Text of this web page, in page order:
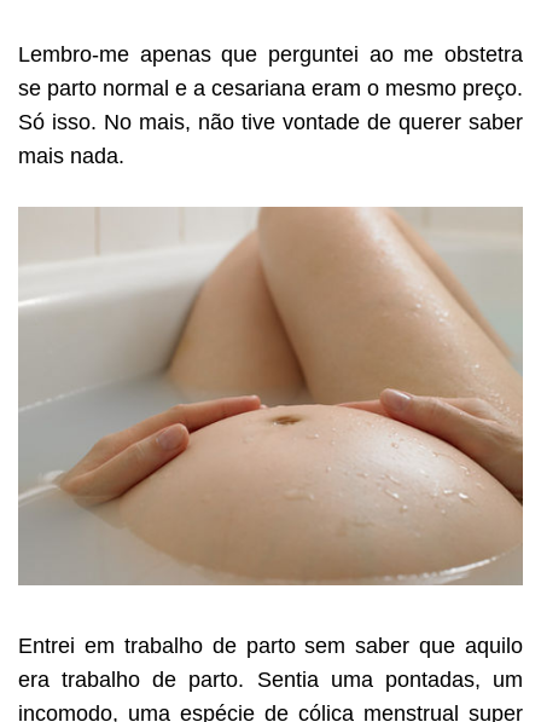
Lembro-me apenas que perguntei ao me obstetra
se parto normal e a cesariana eram o mesmo preço.
Só isso. No mais, não tive vontade de querer saber
mais nada.
Entrei em trabalho de parto sem saber que aquilo
era trabalho de parto. Sentia uma pontadas, um
incomodo, uma espécie de cólica menstrual super